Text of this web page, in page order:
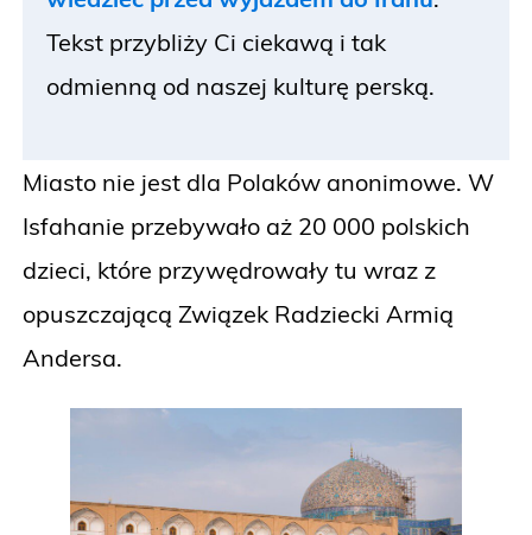
Tekst przybliży Ci ciekawą i tak
odmienną od naszej kulturę perską.
Miasto nie jest dla Polaków anonimowe. W
Isfahanie przebywało aż 20 000 polskich
dzieci, które przywędrowały tu wraz z
opuszczającą Związek Radziecki Armią
Andersa.